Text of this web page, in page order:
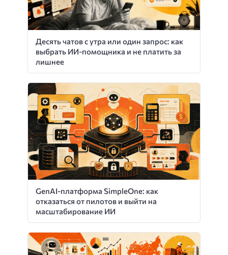
Десять чатов с утра или один запрос: как
выбрать ИИ-помощника и не платить за
лишнее
GenAI-платформа SimpleOne: как
отказаться от пилотов и выйти на
масштабирование ИИ